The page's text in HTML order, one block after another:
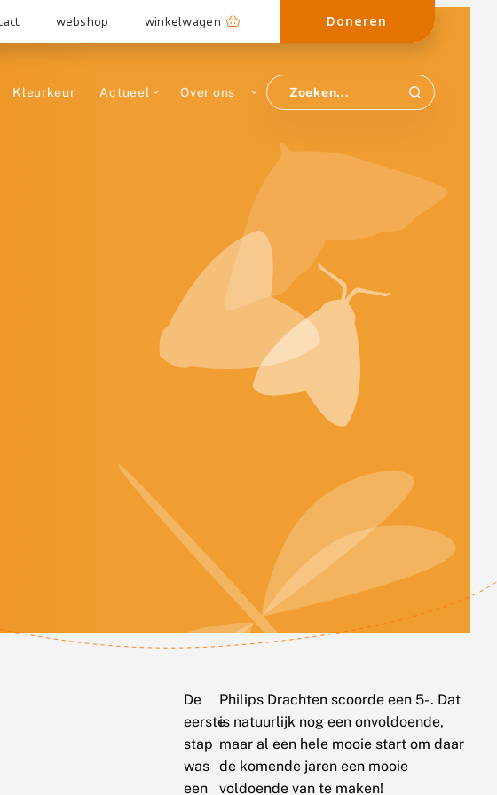
webshop winkelwagen Doneren
Kleurkeur Actueel Over ons
De
eerste
stap
was
een
Philips Drachten scoorde een 5- . Dat
is natuurlijk nog een onvoldoende,
maar al een hele mooie start om daar
de komende jaren een mooie
voldoende van te maken!